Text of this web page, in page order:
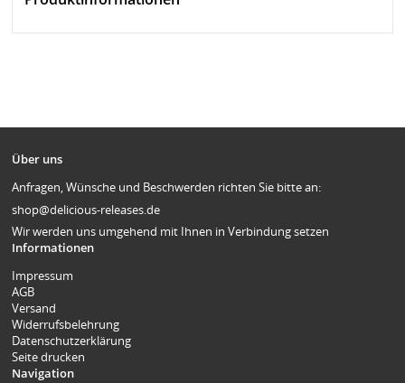
Über uns
Anfragen, Wünsche und Beschwerden richten Sie bitte an:
shop@delicious-releases.de
Wir werden uns umgehend mit Ihnen in Verbindung setzen
Informationen
Impressum
AGB
Versand
Widerrufsbelehrung
Datenschutzerklärung
Seite drucken
Navigation